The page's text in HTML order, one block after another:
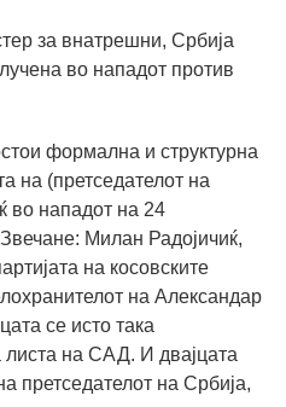
за внатрешни, Србија
во нападот против
формална и структурна
на (претседателот на
во нападот на 24
Милан Радојичиќ,
на косовските
на Александар
се исто така
на САД. И двајцата
претседателот на Србија,